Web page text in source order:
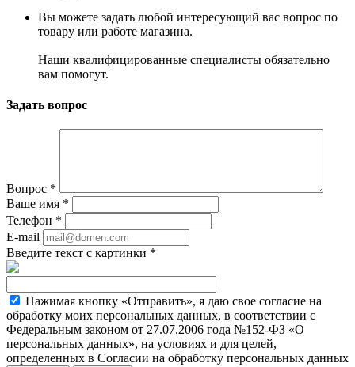
Вы можете задать любой интересующий вас вопрос по
товару или работе магазина.
Наши квалифицированные специалисты обязательно
вам помогут.
Задать вопрос
Вопрос *
Ваше имя *
Телефон *
E-mail
Введите текст с картинки *
Нажимая кнопку «Отправить», я даю свое согласие на
обработку моих персональных данных, в соответствии с
Федеральным законом от 27.07.2006 года №152-ФЗ «О
персональных данных», на условиях и для целей,
определенных в Согласии на обработку персональных данных